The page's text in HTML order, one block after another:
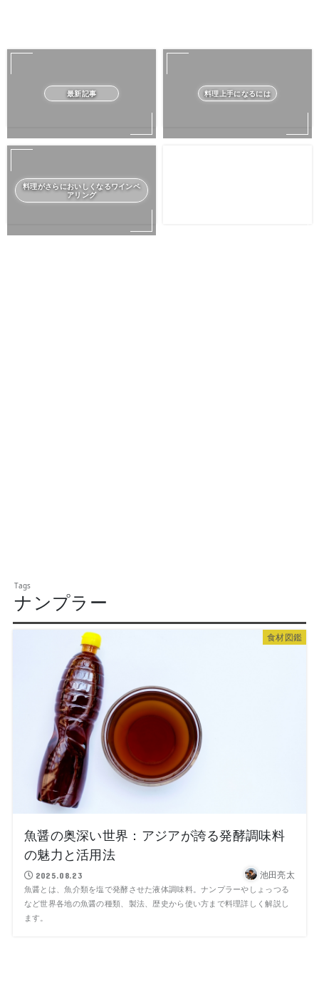
最新記事 料理上手になるには
料理がさらにおいしくなるワインペ
アリング
ナンプラー
食材図鑑
魚醤の奥深い世界：アジアが誇る発酵調味料
の魅力と活用法
2025.08.23 池田亮太
魚醤とは、魚介類を塩で発酵させた液体調味料。ナンプラーやしょっつる
など世界各地の魚醤の種類、製法、歴史から使い方まで料理詳しく解説し
ます。